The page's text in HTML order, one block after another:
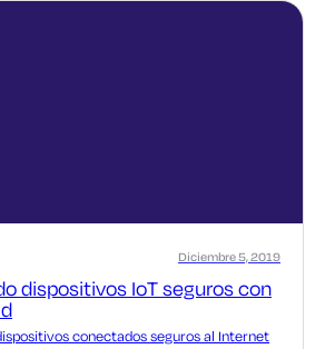
dispositivos IoT seguros con
Diciembre 5, 2019
conectados seguros al Internet